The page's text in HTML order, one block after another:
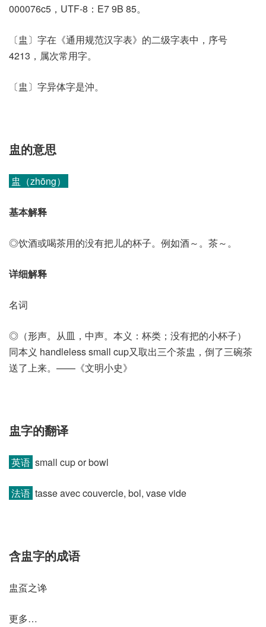
000076c5，UTF-8：E7 9B 85。
〔盅〕字在《通用规范汉字表》的二级字表中，序号
4213，属次常用字。
〔盅〕字异体字是沖。
盅的意思
盅（zhōng）
基本解释
◎饮酒或喝茶用的没有把儿的杯子。例如酒～。茶～。
详细解释
名词
◎（形声。从皿，中声。本义：杯类；没有把的小杯子）
同本义 handleless small cup又取出三个茶盅，倒了三碗茶
送了上来。——《文明小史》
盅字的翻译
英语 small cup or bowl
法语 tasse avec couvercle, bol, vase vide
含盅字的成语
盅虿之谗
更多…